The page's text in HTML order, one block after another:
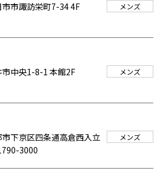
市諏訪栄町7-34 4F
メンズ
中央1-8-1 本館2F
メンズ
下京区四条通高倉西入立
3000
メンズ